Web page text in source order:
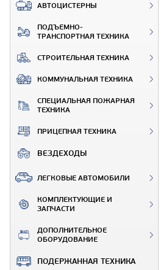
АВТОЦИСТЕРНЫ
ПОДЪЕМНО-
ТРАНСПОРТНАЯ ТЕХНИКА
СТРОИТЕЛЬНАЯ ТЕХНИКА
КОММУНАЛЬНАЯ ТЕХНИКА
СПЕЦИАЛЬНАЯ ПОЖАРНАЯ
ТЕХНИКА
ПРИЦЕПНАЯ ТЕХНИКА
ВЕЗДЕХОДЫ
ЛЕГКОВЫЕ АВТОМОБИЛИ
КОМПЛЕКТУЮЩИЕ И
ЗАПЧАСТИ
ДОПОЛНИТЕЛЬНОЕ
ОБОРУДОВАНИЕ
ПОДЕРЖАННАЯ ТЕХНИКА